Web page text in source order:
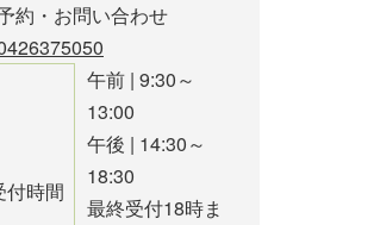
約・お問い合わせ
付時間
午前 | 9:30～
13:00
午後 | 14:30～
18:30
最終受付18時ま